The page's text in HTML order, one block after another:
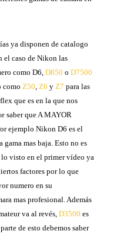
ya disponen de catalogo
el caso de Nikon las
como D6,D850 oD7500
comoZ50,Z6 yZ7 para las
que es en la que nos
saber que A MAYOR
ejemplo Nikon D6 es el
gama mas baja. Esto no es
lo visto en el primer vídeo ya
factores por lo que
numero en su
mas profesional. Además
va al revés,D3500 es
de esto debemos saber